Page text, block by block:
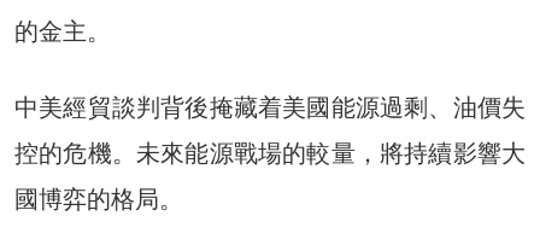
的金主。
中美經貿談判背後掩藏着美國能源過剩、油價失
控的危機。未來能源戰場的較量，將持續影響大
國博弈的格局。